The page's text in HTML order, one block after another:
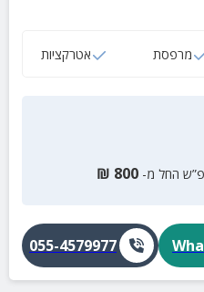
מרפסת אטרקציות
החל מ- 800
₪
055-4579977